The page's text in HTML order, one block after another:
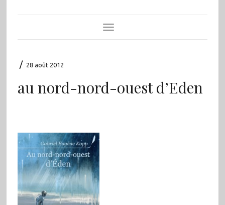
Toggle
Navigation
/ 28 août 2012
au nord-nord-ouest d’Eden